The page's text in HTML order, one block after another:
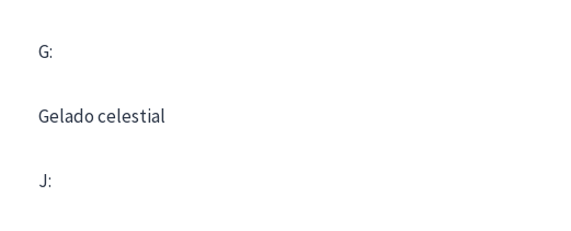
G:
Gelado celestial
J: